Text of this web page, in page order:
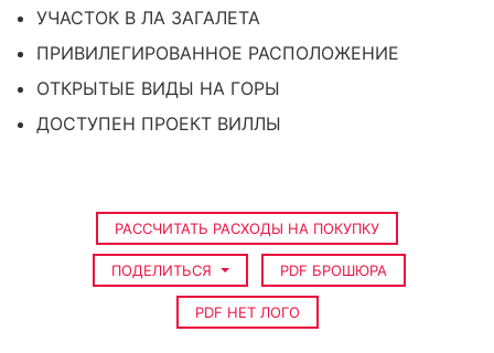
УЧАСТОК В ЛА ЗАГАЛЕТА
ПРИВИЛЕГИРОВАННОЕ РАСПОЛОЖЕНИЕ
ОТКРЫТЫЕ ВИДЫ НА ГОРЫ
ДОСТУПЕН ПРОЕКТ ВИЛЛЫ
РАССЧИТАТЬ РАСХОДЫ НА ПОКУПКУ
ПОДЕЛИТЬСЯ PDF БРОШЮРА
PDF НЕТ ЛОГО